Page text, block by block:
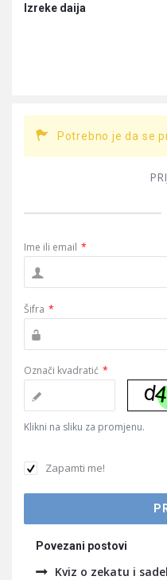
Izreke daija
Potrebno je da se
Ime ili email *
Šifra *
Označi kvadratić *
Klikni na sliku za promjenu.
Zapamti me!
Povezani postovi
Kviz o zekatu i